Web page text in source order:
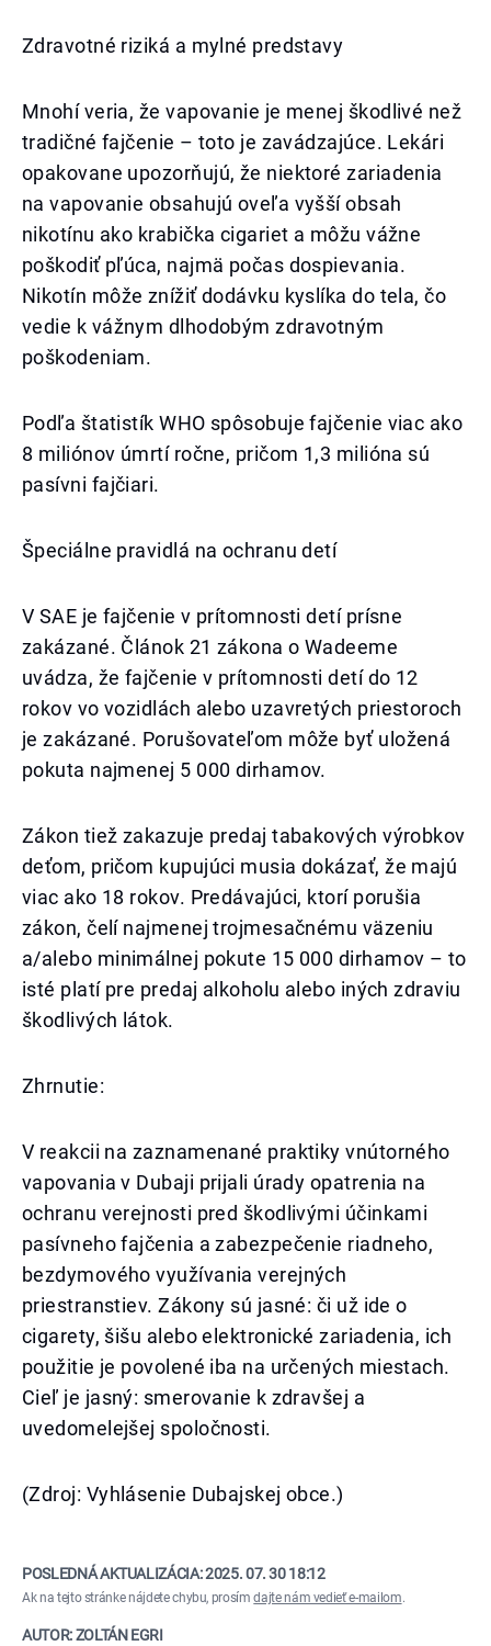
Zdravotné riziká a mylné predstavy
Mnohí veria, že vapovanie je menej škodlivé než
tradičné fajčenie – toto je zavádzajúce. Lekári
opakovane upozorňujú, že niektoré zariadenia
na vapovanie obsahujú oveľa vyšší obsah
nikotínu ako krabička cigariet a môžu vážne
poškodiť pľúca, najmä počas dospievania.
Nikotín môže znížiť dodávku kyslíka do tela, čo
vedie k vážnym dlhodobým zdravotným
poškodeniam.
Podľa štatistík WHO spôsobuje fajčenie viac ako
8 miliónov úmrtí ročne, pričom 1,3 milióna sú
pasívni fajčiari.
Špeciálne pravidlá na ochranu detí
V SAE je fajčenie v prítomnosti detí prísne
zakázané. Článok 21 zákona o Wadeeme
uvádza, že fajčenie v prítomnosti detí do 12
rokov vo vozidlách alebo uzavretých priestoroch
je zakázané. Porušovateľom môže byť uložená
pokuta najmenej 5 000 dirhamov.
Zákon tiež zakazuje predaj tabakových výrobkov
deťom, pričom kupujúci musia dokázať, že majú
viac ako 18 rokov. Predávajúci, ktorí porušia
zákon, čelí najmenej trojmesačnému väzeniu
a/alebo minimálnej pokute 15 000 dirhamov – to
isté platí pre predaj alkoholu alebo iných zdraviu
škodlivých látok.
Zhrnutie:
V reakcii na zaznamenané praktiky vnútorného
vapovania v Dubaji prijali úrady opatrenia na
ochranu verejnosti pred škodlivými účinkami
pasívneho fajčenia a zabezpečenie riadneho,
bezdymového využívania verejných
priestranstiev. Zákony sú jasné: či už ide o
cigarety, šišu alebo elektronické zariadenia, ich
použitie je povolené iba na určených miestach.
Cieľ je jasný: smerovanie k zdravšej a
uvedomelejšej spoločnosti.
(Zdroj: Vyhlásenie Dubajskej obce.)
POSLEDNÁ AKTUALIZÁCIA:2025. 07. 30 18:12
Ak na tejto stránke nájdete chybu, prosímdajte nám vedieť e-mailom.
AUTOR: ZOLTÁN EGRI